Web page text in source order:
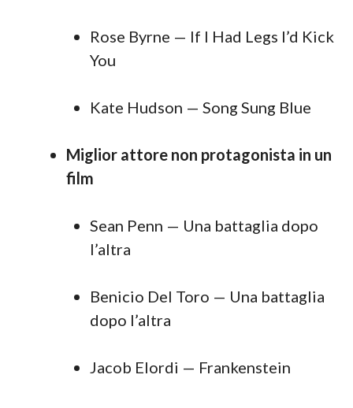
Rose Byrne — If I Had Legs I’d Kick
You
Kate Hudson — Song Sung Blue
Miglior attore non protagonista in un
film
Sean Penn — Una battaglia dopo
l’altra
Benicio Del Toro — Una battaglia
dopo l’altra
Jacob Elordi — Frankenstein